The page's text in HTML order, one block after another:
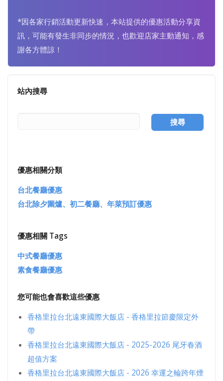
*因各家行銷活動更新快速，本站提供的優惠活動分享資
訊，可能有發生非同步的情況，也歡迎店家主動通知，感
謝各方體諒！
站內搜尋
搜尋
優惠相關分類
台北餐廳優惠
台北除夕圍爐、初二餐廳、年菜預訂優惠
優惠相關 Tags
中式餐廳優惠
素食餐廳優惠
您可能也會喜歡這些優惠
香格里拉台北遠東國際大飯店 - 香格里拉節慶限定外
帶
香格里拉台北遠東國際大飯店 - 2025-2026 尾牙春酒
超值方案
香格里拉台北遠東國際大飯店 - 2026 幸運之輪跨年煙